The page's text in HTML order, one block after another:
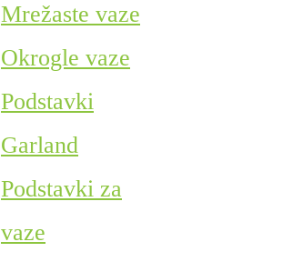
Mrežaste vaze
Okrogle vaze
Podstavki
Garland
Podstavki za
vaze